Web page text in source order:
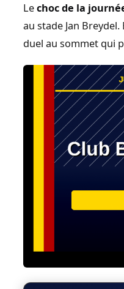
Lechoc de la
au stade Jan
duel au sommet qui